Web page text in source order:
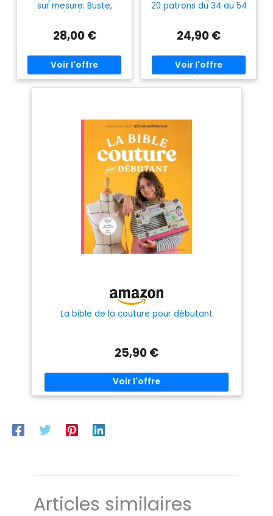
sur mesure: Buste,
manche, jupe et
Construction et
ajustement
28,00 €
20 patrons du 34 au 54
24,90 €
La bible de la couture pour débutant
25,90 €
Articles similaires